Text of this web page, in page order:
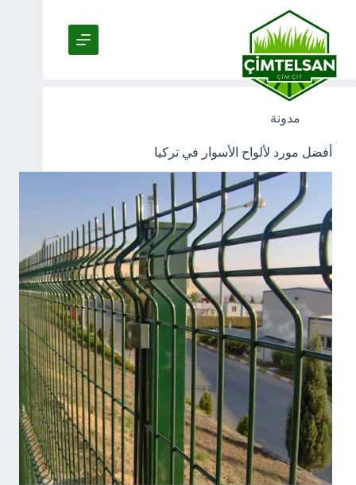
المحتوى
زخرفة السياج السلكي العشبي
مدونة
أفضل مورد لألواح الأسوار في تركيا